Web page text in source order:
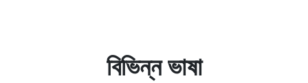
বিভিন্ন ভাষা